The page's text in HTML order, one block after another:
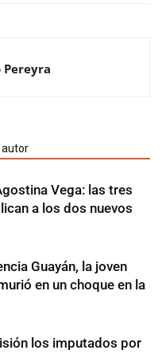
Pereyra
autor
Vega: las tres
a los dos nuevos
Guayán, la joven
en un choque en la
los imputados por